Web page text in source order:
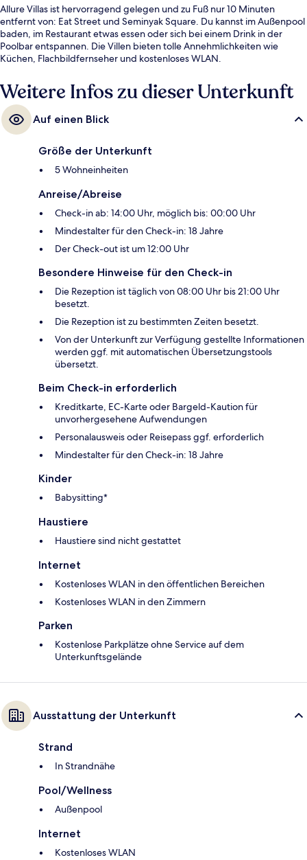
Allure Villas ist hervorragend gelegen und zu Fuß nur 10 Minuten
entfernt von: Eat Street und Seminyak Square. Du kannst im Außenpool
baden, im Restaurant etwas essen oder sich bei einem Drink in der
Poolbar entspannen. Die Villen bieten tolle Annehmlichkeiten wie
Küchen, Flachbildfernseher und kostenloses WLAN.
Weitere Infos zu dieser Unterkunft
Auf einen Blick
Größe der Unterkunft
5 Wohneinheiten
Anreise/Abreise
Check-in ab: 14:00 Uhr, möglich bis: 00:00 Uhr
Mindestalter für den Check-in: 18 Jahre
Der Check-out ist um 12:00 Uhr
Besondere Hinweise für den Check-in
Die Rezeption ist täglich von 08:00 Uhr bis 21:00 Uhr
besetzt.
Die Rezeption ist zu bestimmten Zeiten besetzt.
Von der Unterkunft zur Verfügung gestellte Informationen
werden ggf. mit automatischen Übersetzungstools
übersetzt.
Beim Check-in erforderlich
Kreditkarte, EC-Karte oder Bargeld-Kaution für
unvorhergesehene Aufwendungen
Personalausweis oder Reisepass ggf. erforderlich
Mindestalter für den Check-in: 18 Jahre
Kinder
Babysitting*
Haustiere
Haustiere sind nicht gestattet
Internet
Kostenloses WLAN in den öffentlichen Bereichen
Kostenloses WLAN in den Zimmern
Parken
Kostenlose Parkplätze ohne Service auf dem
Unterkunftsgelände
Ausstattung der Unterkunft
Strand
In Strandnähe
Pool/Wellness
Außenpool
Internet
Kostenloses WLAN